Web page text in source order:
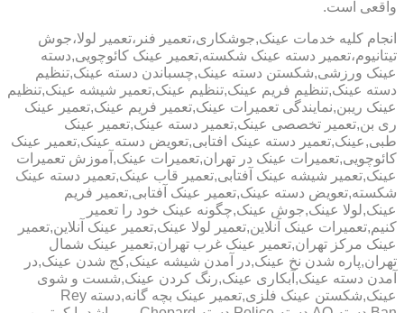
واقعی است.
انجام کلیه خدمات عینک,جوشکاری،تعمیر فنر،تعمیر لولا،جوش
تیتانیوم،تعمیر دسته عینک شکسته,تعمیر عینک کائوچویی,دسته
عینک ورزشی,شکستن دسته عینک,چسباندن دسته عینک,تنظیم
دسته عینک,تنظیم فریم عینک,تنظیم عینک,تعمیر شیشه عینک,تنظیم
عینک ریبن,نمایندگی تعمیرات عینک,تعمیر فریم عینک,تعمیر عینک
ری بن,تعمیر تخصصی عینک,تعمیر دسته عینک,تعمیر عینک
طبی,عینک,تعمیر دسته عینک افتابی,تعویض دسته عینک,تعمیر عینک
کائوچویی,تعمیرات عینک در تهران,تعمیرات عینک,آموزش تعمیرات
عینک,تعمیر شیشه عینک آفتابی,تعمیر قاب عینک,تعمیر دسته عینک
شکسته,تعویض دسته عینک,تعمیر عینک آفتابی,تعمیر فریم
عینک,لولا عینک,جوش عینک,چگونه عینک خود را تعمیر
کنیم,تعمیرات عینک آنلاین,تعمیر لولا عینک,تعمیر عینک آنلاین,تعمیر
عینک مرکز تهران,تعمیر عینک غرب تهران,تعمیر عینک شمال
تهران,پاره شدن نخ عینک,در آمدن شیشه عینک,کج شدن عینک,در
آمدن دسته عینک,آبکاری عینک,رنگ کردن عینک,شست و شوی
عینک,شکستن عینک فلزی,تعمیر عینک بچه گانه,دسته Rey